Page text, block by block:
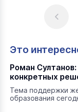
Это
Роман
конкретных
Тема поддержки
образования